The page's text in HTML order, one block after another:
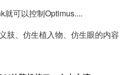
就可以控制Optimus....
肢、仿生植入物、仿生眼的内容